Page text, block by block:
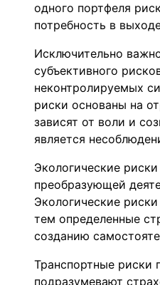
одного портфеля
потребность в
Исключительно
субъективного
неконтролируемых
риски основаны на
зависят от воли и
является
Экологические
преобразующей
Экологические
тем определенные
созданию
Транспортные риски
подразумевают